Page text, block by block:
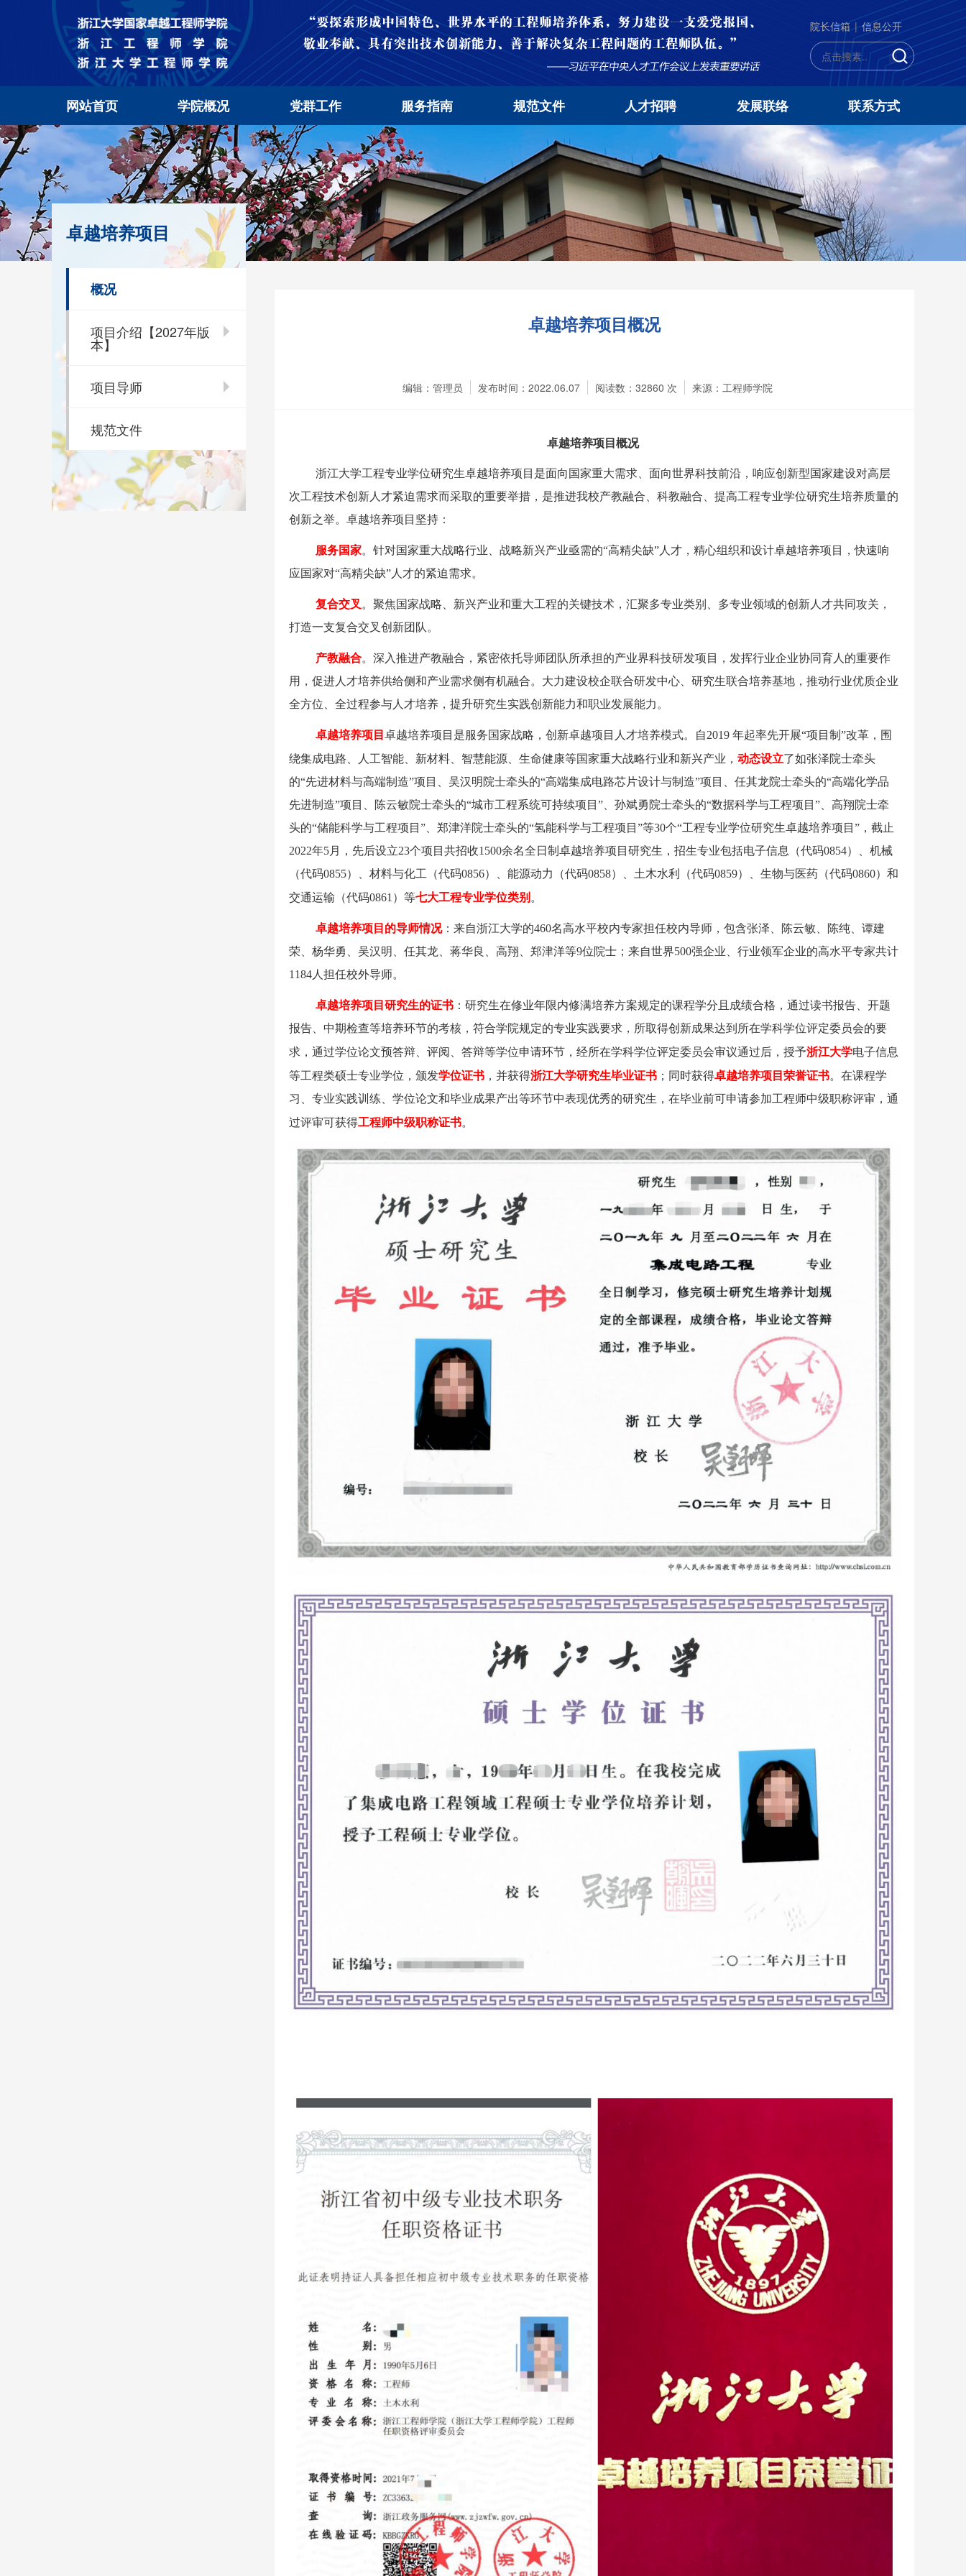
院长信箱|信息公开
网站首页 学院概况 党群工作 服务指南 规范文件 人才招聘 发展联络 联系方式
卓越培养项目
概况
项目介绍【2027年版
本】
项目导师
规范文件
卓越培养项目概况
编辑：管理员 发布时间：2022.06.07 阅读数： 32860 次 来源：工程师学院
卓越培养项目概况
浙江大学工程专业学位研究生卓越培养项目是面向国家重大需求、面向世界科技前沿，响应创新型国家建设对高层
次工程技术创新人才紧迫需求而采取的重要举措，是推进我校产教融合、科教融合、提高工程专业学位研究生培养质量的
创新之举。卓越培养项目坚持：
服务国家。针对国家重大战略行业、战略新兴产业亟需的“高精尖缺”人才，精心组织和设计卓越培养项目，快速响
应国家对“高精尖缺”人才的紧迫需求。
复合交叉 。聚焦国家战略、新兴产业和重大工程的关键技术，汇聚多专业类别、多专业领域的创新人才共同攻关，
打造一支复合交叉创新团队。
产教融合。深入推进产教融合，紧密依托导师团队所承担的产业界科技研发项目，发挥行业企业协同育人的重要作
用，促进人才培养供给侧和产业需求侧有机融合。大力建设校企联合研发中心、研究生联合培养基地，推动行业优质企业
全方位、全过程参与人才培养，提升研究生实践创新能力和职业发展能力。
卓越培养项目 卓越培养项目是服务国家战略，创新卓越项目人才培养模式。自2019 年起率先开展“项目制 ”改革，围
绕集成电路、人工智能、新材料、智慧能源、生命健康等国家重大战略行业和新兴产业， 动态设立了如张泽院士牵头
的“先进材料与高端制造”项目、吴汉明院士牵头的“高端集成电路芯片设计与制造”项目、任其龙院士牵头的“高端化学品
先进制造”项目、陈云敏院士牵头的“城市工程系统可持续项目”、 孙斌勇院士牵头的“数据科学与工程项目”、高翔院士牵
头的“储能科学与工程项目”、郑津洋院士牵头的“氢能科学与工程项目”等30个“工程专业学位研究生卓越培养项目 ” ，截止
2022年5月，先后设立23个项目共招收1500余名全日制卓越培养项目研究生，招生专业包括电子信息（代码0854）、机械
（代码0855）、材料与化工（代码0856）、能源动力（代码0858）、土木水利（代码0859）、生物与医药（代码0860）和
交通运输（代码0861 ）等七大工程专业学位类别 。
卓越培养项目的导师情况：来自浙江大学的460名高水平校内专家担任校内导师，包含张泽、陈云敏、陈纯、谭建
荣、杨华勇、吴汉明、任其龙、蒋华良、高翔、郑津洋等9位院士；来自世界500强企业、行业领军企业的高水平专家共计
1184 人担任校外导师。
卓越培养项目研究生的证书 ：研究生在修业年限内修满培养方案规定的课程学分且成绩合格，通过读书报告、开题
报告、中期检查等培养环节的考核，符合学院规定的专业实践要求，所取得创新成果达到所在学科学位评定委员会的要
求，通过学位论文预答辩、评阅、答辩等学位申请环节，经所在学科学位评定委员会审议通过后，授予浙江大学电子信息
等工程类硕士专业学位，颁发学位证书 ，并获得浙江大学研究生毕业证书 ；同时获得卓越培养项目荣誉证书。在课程学
习、专业实践训练、学位论文和毕业成果产出等环节中表现优秀的研究生，在毕业前可申请参加工程师中级职称评审，通
过评审可获得工程师中级职称证书。